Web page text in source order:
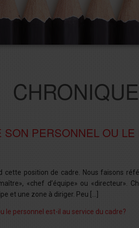
PERSONNEL OU
cette position de cadre. Nous faisons
«chef d’équipe» ou «directeur».
et une zone à diriger. Peu […]
le personnel est-il au service du cadre?